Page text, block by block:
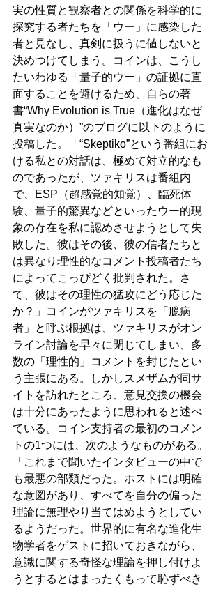
実の性質と観察者との関係を科学的に
探究する者たちを「ウー」に感染した
者と見なし、真剣に扱うに値しないと
決めつけてしまう。コインは、こうし
たいわゆる「量子的ウー」の証拠に直
面することを避けるため、自らの著
書“Why Evolution is True（進化はなぜ
真実なのか）”のブログに以下のように
投稿した。「“Skeptiko”という番組にお
ける私との対話は、極めて対立的なも
のであったが、ツァキリスは番組内
で、ESP（超感覚的知覚）、臨死体
験、量子的驚異などといったウー的現
象の存在を私に認めさせようとして失
敗した。彼はその後、彼の信者たちと
は異なり理性的なコメント投稿者たち
によってこっぴどく批判された。さ
て、彼はその理性の猛攻にどう応じた
か？」コインがツァキリスを「臆病
者」と呼ぶ根拠は、ツァキリスがオン
ライン討論を早々に閉じてしまい、多
数の「理性的」コメントを封じたとい
う主張にある。しかしスメザムが同サ
イトを訪れたところ、意見交換の機会
は十分にあったように思われると述べ
ている。コイン支持者の最初のコメン
トの1つには、次のようなものがある。
「これまで聞いたインタビューの中で
も最悪の部類だった。ホストには明確
な意図があり、すべてを自分の偏った
理論に無理やり当てはめようとしてい
るようだった。世界的に有名な進化生
物学者をゲストに招いておきながら、
意識に関する奇怪な理論を押し付けよ
うとするとはまったくもって恥ずべき